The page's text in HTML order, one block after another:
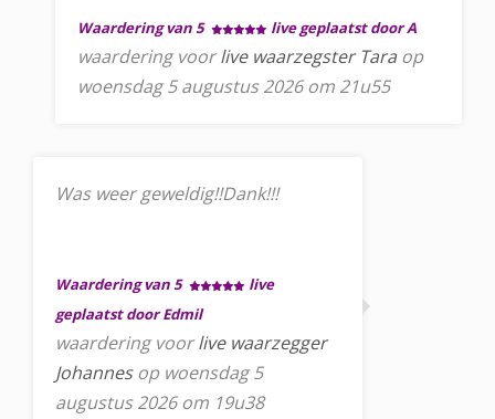
Waardering van 5 live geplaatst door A
waardering voorlive waarzegster Tara op
woensdag 5 augustus 2026 om 21u55
Was weer geweldig!!Dank!!!
Waardering van 5
live
geplaatst door Edmil
waardering voorlive waarzegger
Johannesop woensdag 5
augustus 2026 om 19u38